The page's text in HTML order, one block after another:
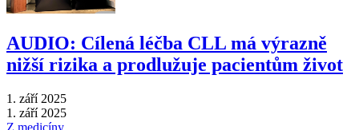
AUDIO: Cílená léčba CLL má výrazně
nižší rizika a prodlužuje pacientům život
1. září 2025
1. září 2025
Z medicíny